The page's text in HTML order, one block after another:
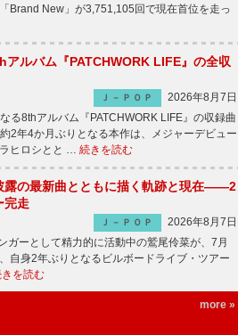
Brand New」が3,751,105回で現在首位を走っ
ルバム『PATCHWORK LIFE』の全収
Ｊ－ＰＯＰ
2026年8月7日
8thアルバム『PATCHWORK LIFE』の収録曲
年4か月ぶりとなる本作は、メジャーデビュー
ヒロシとと … 続きを読む
露の最新曲とともに描く軌跡と現在――2
完走
Ｊ－ＰＯＰ
2026年8月7日
ーとして精力的に活動中の鷲尾伶菜が、7月
自身2年ぶりとなるビルボードライブ・ツアー
を読む
more »